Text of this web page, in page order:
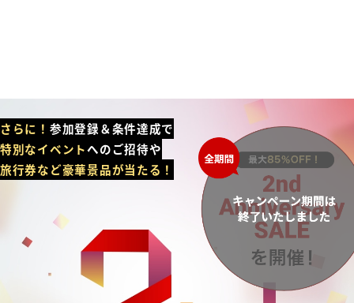
さらに！ 参加登録＆条件達成で
特別なイベントへのご招待や
旅行券など豪華景品が当たる！